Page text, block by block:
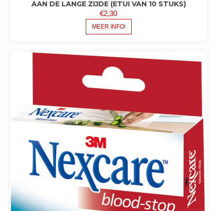
AAN DE LANGE ZIJDE (ETUI VAN 10 STUKS)
€2,30
MEER INFO!